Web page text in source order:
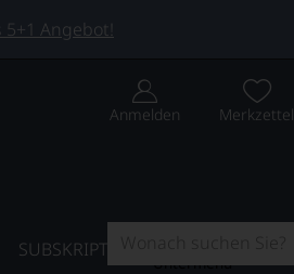
Angebot!
Anmelden Merkzettel
SUBSKRIPTION
Untermenü